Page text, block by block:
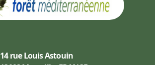
14 rue Louis Astouin